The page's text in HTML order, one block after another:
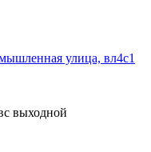
улица, вл4с1
выходной